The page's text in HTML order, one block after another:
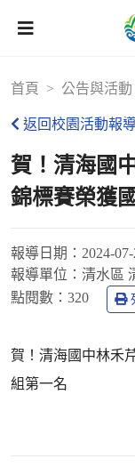
首頁 公告與活動
返回校園活動報
賀！清海國
錦標賽榮獲
報導日期： 2024-
報導單位： 清水區
點閱數： 320
賀！清海國中林禾
組第一名